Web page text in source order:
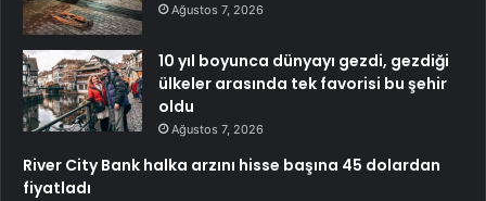
Ağustos 7, 2026
10 yıl boyunca dünyayı gezdi, gezdiği
ülkeler arasında tek favorisi bu şehir
oldu
Ağustos 7, 2026
River City Bank halka arzını hisse başına 45 dolardan
fiyatladı